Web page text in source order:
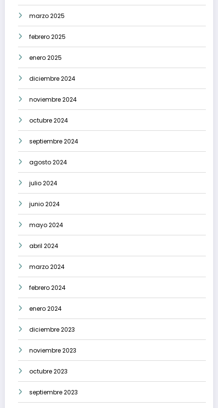
marzo 2025
febrero 2025
enero 2025
diciembre 2024
noviembre 2024
octubre 2024
septiembre 2024
agosto 2024
julio 2024
junio 2024
mayo 2024
abril 2024
marzo 2024
febrero 2024
enero 2024
diciembre 2023
noviembre 2023
octubre 2023
septiembre 2023